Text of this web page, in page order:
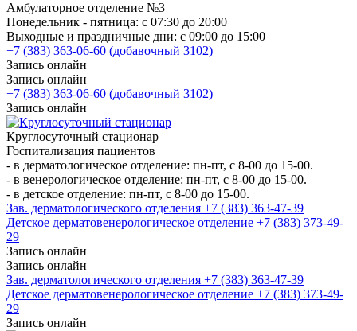
Амбулаторное отделение №3
Понедельник - пятница: с 07:30 до 20:00
Выходные и праздничные дни: с 09:00 до 15:00
+7 (383) 363-06-60 (добавочный 3102)
Запись онлайн
Запись онлайн
+7 (383) 363-06-60 (добавочный 3102)
Запись онлайн
Круглосуточный стационар
Госпитализация пациентов
- в дерматологическое отделение: пн-пт, с 8-00 до 15-00.
- в венерологическое отделение: пн-пт, с 8-00 до 15-00.
- в детское отделение: пн-пт, с 8-00 до 15-00.
Зав. дерматологического отделения +7 (383) 363-47-39
Детское дерматовенерологическое отделение +7 (383) 373-49-
29
Запись онлайн
Запись онлайн
Зав. дерматологического отделения +7 (383) 363-47-39
Детское дерматовенерологическое отделение +7 (383) 373-49-
29
Запись онлайн